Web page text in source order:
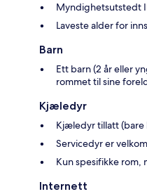
Myndighetsutstedt
Laveste alder for
Barn
Ett barn (2 år eller
rommet til sine
Kjæledyr
Kjæledyr tillatt (bare
Servicedyr er
Kun spesifikke rom,
Internett